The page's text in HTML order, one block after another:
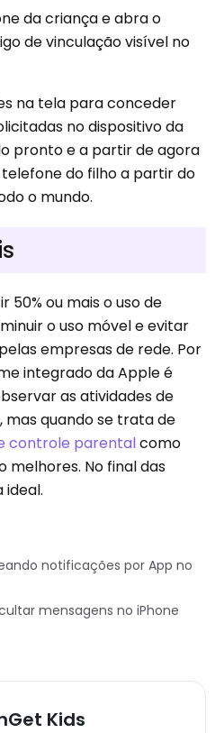
da criança e abra o
de vinculação visível no
na tela para conceder
no dispositivo da
pronto e a partir de agora
do filho a partir do
o mundo.
finais
50% ou mais o uso de
o uso móvel e evitar
empresas de rede. Por
integrado da Apple é
as atividades de
mas quando se trata de
controle parentalcomo
melhores. No final das
ideal.
notificações por App no
mensagens no iPhone
Kids